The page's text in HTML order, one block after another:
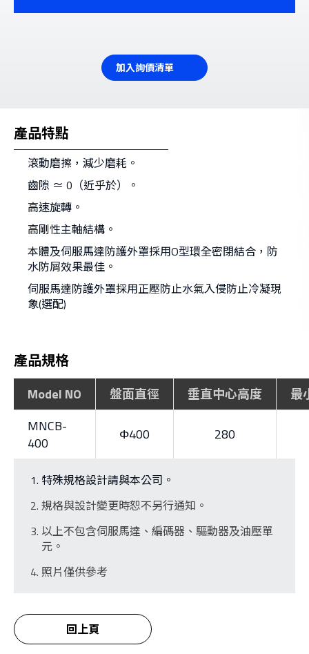
加入詢價清單
產品特點
滾動磨擦，減少磨耗。
齒隙 ≃ 0（近乎於）。
高速旋轉。
高剛性主軸結構。
本體及伺服馬達防護外罩採用O型環全密閉結合，防
水防屑效果最佳。
伺服馬達防護外罩採用正壓防止水氣入侵防止冷凝現
象(選配)
產品規格
Model NO 盤面直徑 垂直中心高度
最
MNCB-
400
Φ400 280
特殊規格設計請與本公司。
規格與設計變更時恕不另行通知。
以上不包含伺服馬達、編碼器、驅動器及油壓單
元。
照片僅供參考
回上頁